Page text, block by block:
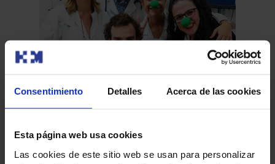
Consentimiento Detalles Acerca de las cookies
Esta página web usa cookies
Las cookies de este sitio web se usan para personalizar
Ayúdanos a que la Dra. Rubio se convierta en